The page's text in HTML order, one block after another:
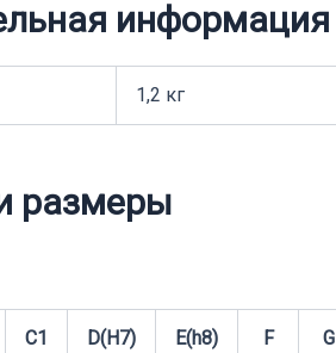
информация
1,2 кг
размеры
C1 D(H7) E(h8) F G